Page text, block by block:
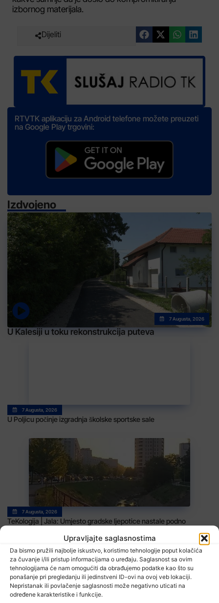
Upravljajte saglasnostima
Da bismo pružili najbolje iskustvo, koristimo tehnologije poput kolačića
za čuvanje i/ili pristup informacijama o uređaju. Saglasnost sa ovim
tehnologijama će nam omogućiti da obrađujemo podatke kao što su
ponašanje pri pregledanju ili jedinstveni ID-ovi na ovoj veb lokaciji.
Nepristanak ili povlačenje saglasnosti može negativno uticati na
određene karakteristike i funkcije.
izbornog materijala.
Dijeliti
RTVTK aplikaciju za Android telefone možete preuzeti
na Google Play trgovini:
Izdvojeno
7 Augusta, 2026
U Kalesiji u toku rekonstrukcija puteva
7 Augusta, 2026
U Poljicu počinje izgradnja školske sportske sale
7 Augusta, 2026
TeKologija | Jala: Umjesto gradske ljepotice nastale podno